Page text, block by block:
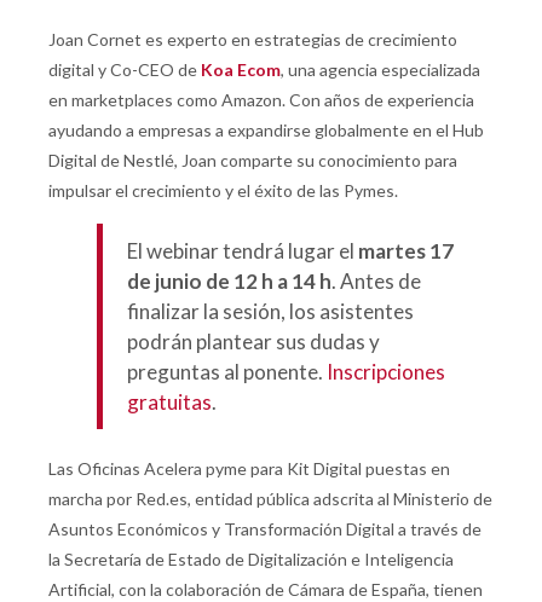
Joan Cornet es experto en estrategias de crecimiento
digital y Co-CEO de Koa Ecom, una agencia especializada
en marketplaces como Amazon. Con años de experiencia
ayudando a empresas a expandirse globalmente en el Hub
Digital de Nestlé, Joan comparte su conocimiento para
impulsar el crecimiento y el éxito de las Pymes.
El webinar tendrá lugar el martes 17
de junio de 12 h a 14 h. Antes de
finalizar la sesión, los asistentes
podrán plantear sus dudas y
preguntas al ponente. Inscripciones
gratuitas.
Las Oficinas Acelera pyme para Kit Digital puestas en
marcha por Red.es, entidad pública adscrita al Ministerio de
Asuntos Económicos y Transformación Digital a través de
la Secretaría de Estado de Digitalización e Inteligencia
Artificial, con la colaboración de Cámara de España, tienen